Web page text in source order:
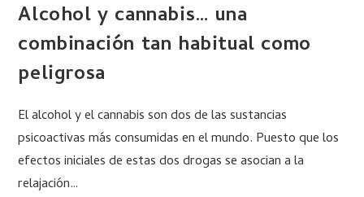
Alcohol y cannabis… una
combinación tan habitual como
peligrosa
El alcohol y el cannabis son dos de las sustancias
psicoactivas más consumidas en el mundo. Puesto que los
efectos iniciales de estas dos drogas se asocian a la
relajación…